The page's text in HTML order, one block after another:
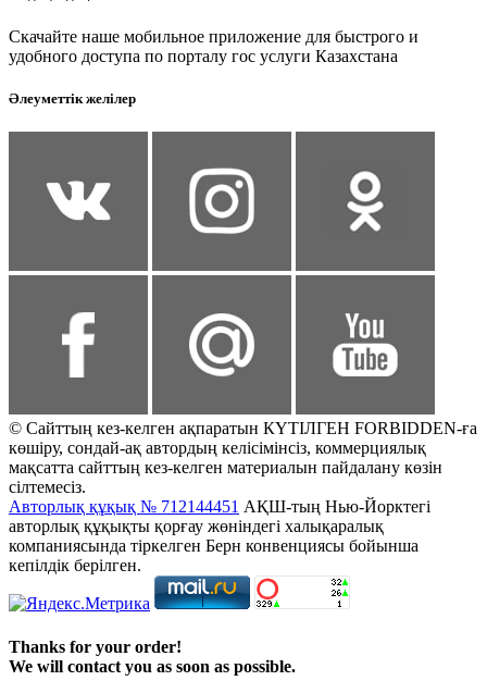
Скачайте наше мобильное приложение для быстрого и
удобного доступа по порталу гос услуги Казахстана
Әлеуметтік желілер
© Сайттың кез-келген ақпаратын КҮТІЛГЕН FORBIDDEN-ға
көшіру, сондай-ақ автордың келісімінсіз, коммерциялық
мақсатта сайттың кез-келген материалын пайдалану көзін
сілтемесіз.
Авторлық құқық № 712144451 АҚШ-тың Нью-Йорктегі
авторлық құқықты қорғау жөніндегі халықаралық
компаниясында тіркелген Берн конвенциясы бойынша
кепілдік берілген.
Thanks for your order!
We will contact you as soon as possible.